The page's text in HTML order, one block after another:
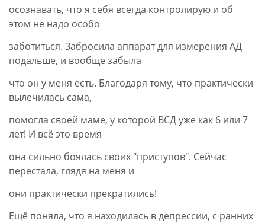
осознавать, что я себя всегда контролирую и об
этом не надо особо
заботиться. Забросила аппарат для измерения АД
подальше, и вообще забыла
что он у меня есть. Благодаря тому, что практически
вылечилась сама,
помогла своей маме, у которой ВСД уже как 6 или 7
лет! И всё это время
она сильно боялась своих "приступов". Сейчас
перестала, глядя на меня и
они практически прекратились!
Ещё поняла, что я находилась в депрессии, с ранних